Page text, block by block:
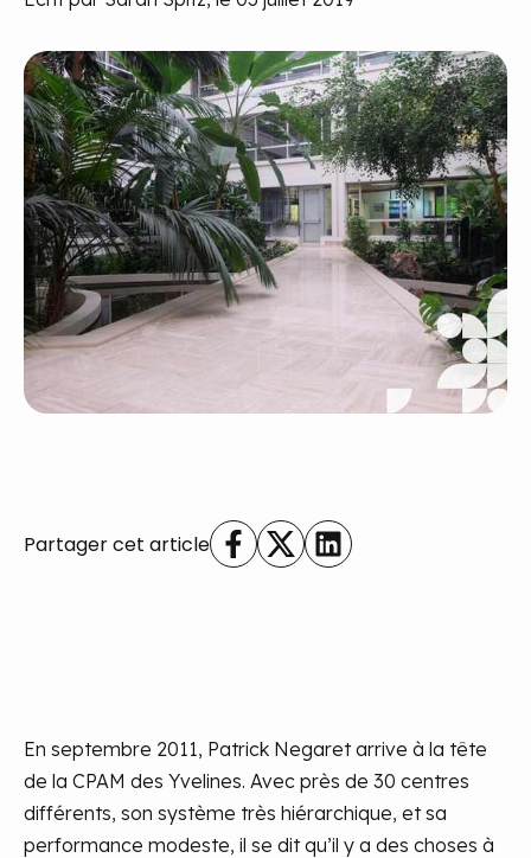
Partager cet article
En septembre 2011, Patrick Negaret arrive à la tête
de la CPAM des Yvelines. Avec près de 30 centres
différents, son système très hiérarchique, et sa
performance modeste, il se dit qu’il y a des choses à